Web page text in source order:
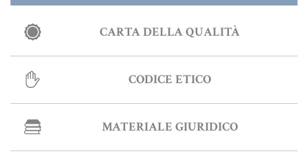
CARTA DELLA QUALITÀ
CODICE ETICO
MATERIALE GIURIDICO